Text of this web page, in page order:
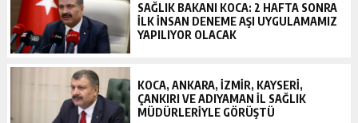
SAĞLIK BAKANI KOCA: 2 HAFTA SONRA
ILK INSAN DENEME AŞI UYGULAMAMIZ
YAPILIYOR OLACAK
KOCA, ANKARA, İZMIR, KAYSERI,
ÇANKIRI VE ADIYAMAN IL SAĞLIK
MÜDÜRLERIYLE GÖRÜŞTÜ